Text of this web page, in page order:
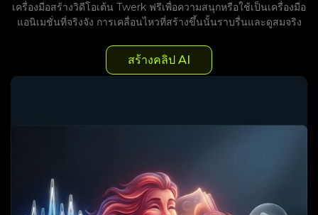
เครื่องมือสร้างวิดีโอเต้น Twerk ฟรีเพื่อความสนุกหรือใช้เป็นเครื่องมือ
แอนิเมชั่นที่จริงจัง การเคลื่อนไหวที่สร้างขึ้นนั้นราบรื่นและดูสมจริง
สร้างคลิป AI